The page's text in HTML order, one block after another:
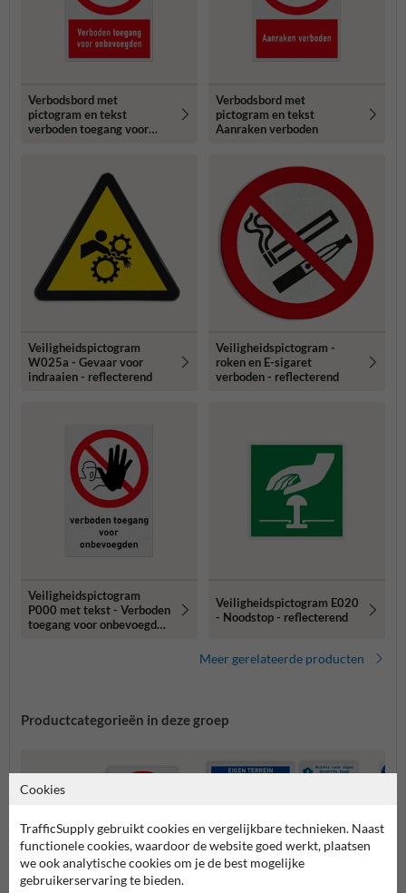
Verbodsbord met
pictogram en tekst
verboden toegang voor
Verbodsbord met
pictogram en tekst
Aanraken verboden
Veiligheidspictogram
W025a - Gevaar voor
indraaien - reflecterend
Veiligheidspictogram -
roken en E-sigaret
verboden - reflecterend
Veiligheidspictogram
P000 met tekst - Verboden
toegang voor onbevoegden
Veiligheidspictogram E020
- Noodstop - reflecterend
Meer gerelateerde producten
Productcategorieën in deze groep
Cookies
TrafficSupply gebruikt cookies en vergelijkbare technieken. Naast
functionele cookies, waardoor de website goed werkt, plaatsen
we ook analytische cookies om je de best mogelijke
gebruikerservaring te bieden.